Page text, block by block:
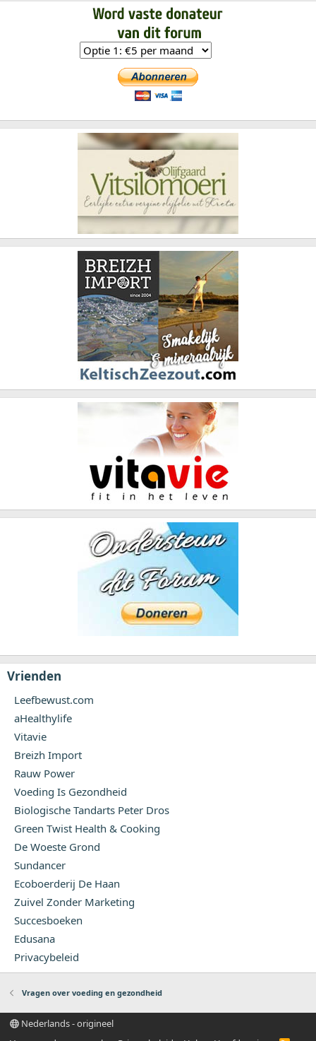
Vrienden
Leefbewust.com
aHealthylife
Vitavie
Breizh Import
Rauw Power
Voeding Is Gezondheid
Biologische Tandarts Peter Dros
Green Twist Health & Cooking
De Woeste Grond
Sundancer
Ecoboerderij De Haan
Zuivel Zonder Marketing
Succesboeken
Edusana
Privacybeleid
Vragen over voeding en gezondheid
Nederlands - origineel